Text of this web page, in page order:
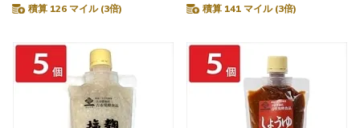
積算 126 マイル (3倍) 積算 141 マイル (3倍)